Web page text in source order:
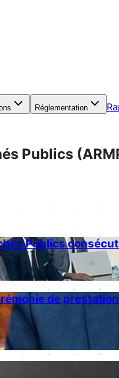
Réglementation
Publics (
Publics
de